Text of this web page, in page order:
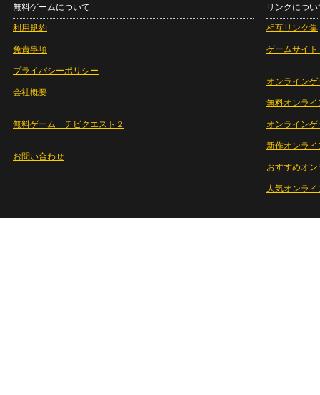
無料ゲームについて
利用規約
免責事項
プライバシーポリシー
会社概要
無料ゲーム チビクエスト２
お問い合わせ
リンクについ
相互リンク集
ゲームサイト
オンラインゲ
無料オンライ
オンライン
新作オンライ
おすすめオ
人気オンラ